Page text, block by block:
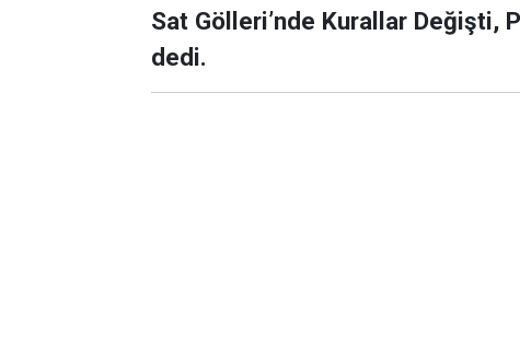
Sat Gölleri’nde Kurallar Değişti,
dedi.